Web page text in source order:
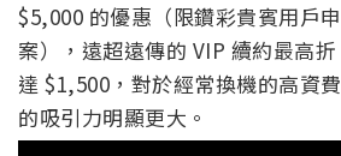
$5,000 的優惠（限鑽彩貴賓用戶
案），遠超遠傳的 VIP 續約最高
達 $1,500，對於經常換機的高資
的吸引力明顯更大。